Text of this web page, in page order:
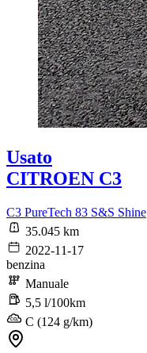
Usato
CITROEN C3
C3 PureTech 83 S&S Shine
35.045 km
2022-11-17
benzina
Manuale
5,5 l/100km
C (124 g/km)